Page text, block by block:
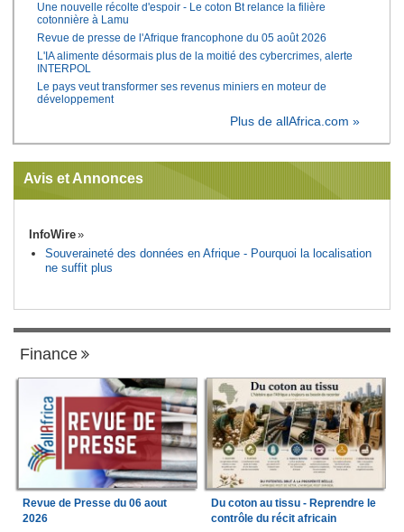
Une nouvelle récolte d'espoir - Le coton Bt relance la filière
cotonnière à Lamu
Revue de presse de l'Afrique francophone du 05 août 2026
L'IA alimente désormais plus de la moitié des cybercrimes, alerte
INTERPOL
Le pays veut transformer ses revenus miniers en moteur de
développement
Plus de allAfrica.com »
Avis et Annonces
InfoWire
Souveraineté des données en Afrique - Pourquoi la localisation
ne suffit plus
Finance
Revue de Presse du 06 aout
2026
Du coton au tissu - Reprendre le
contrôle du récit africain